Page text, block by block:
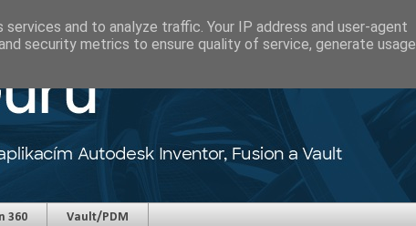
360 Vault/PDM
and to analyze traffic. Your IP address and user-agent
security metrics to ensure quality of service, generate usage